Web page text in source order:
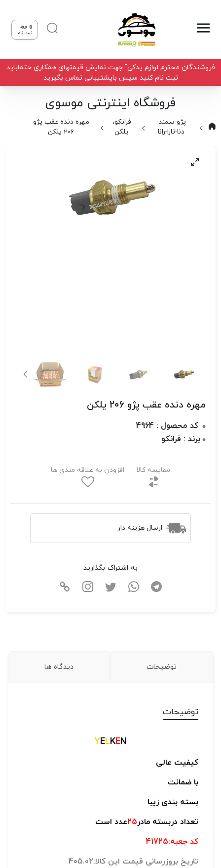
ورود |
ثبت نام
فروشندگان محترم لوازم یدکی" جهت نمایش قیمتهای همکاری حتماباید
ثبت نام کنید سپس باپشتیبانی تماس بگیرید
فروشگاه اینترنتی موسوی
پژو-سمند-
دنا-تارا-رانا
فرانکو،
یلکن
مهره دنده عقب پژو
206 یلکن
مهره دنده عقب پژو 206 یلکن
کد محصول : 4964
برند : فرانکو
مقایسه کالا افزودن به علاقه مندی ها
ارسال هزینه دار
به اشتراک بگذارید
توضیحات دیدگاه ها
توضیحات
YELKEN
کیفیت عالی
با ضمانت
بسته بندی زیبا
تعداد دربسته مادر25عدد است
کد جعبه:41725
تاریخ بروزرسانی قیمت این کالا:405.02